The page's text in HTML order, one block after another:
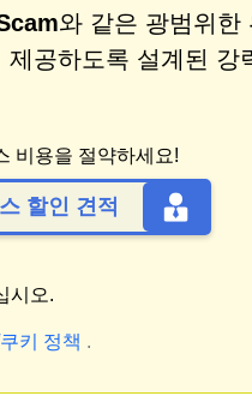
와 같은 광범위한
공하도록 설계된 강
비용을 절약하세요!
할인 견적
시오.
키 정책 .